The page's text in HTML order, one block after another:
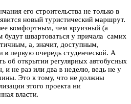
его строительства не только в
новый туристический маршрут.
комфортным, чем круизный (а
будут швартоваться у причала самих
а, значит, доступным,
первую очередь студенческой. А
об открытии регулярных автобусных
не раз или два в неделю, ведь не у
Это к тому, что не должны
этого проекта ни
власти.